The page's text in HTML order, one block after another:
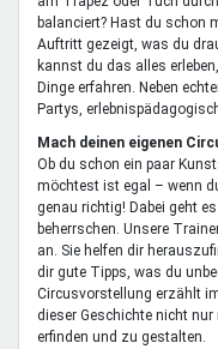
Demokratie & Beteiligung
balanciert? Hast du schon
Auftritt gezeigt, was du
kannst du das alles
Dinge erfahren. Neben
Partys,
Mach deinen eigenen
Ob du schon ein paar
möchtest ist egal – wenn
genau richtig! Dabei geht
beherrschen. Unsere
an. Sie helfen dir
dir gute Tipps, was du
Circusvorstellung erzählt
dieser Geschichte nicht
erfinden und zu gestalten.